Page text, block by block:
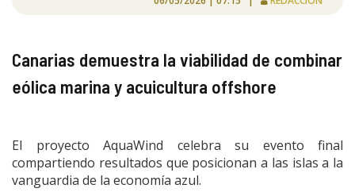
Canarias demuestra la viabilidad de combinar
eólica marina y acuicultura offshore
El proyecto AquaWind celebra su evento final
compartiendo resultados que posicionan a las islas a la
vanguardia de la economía azul.